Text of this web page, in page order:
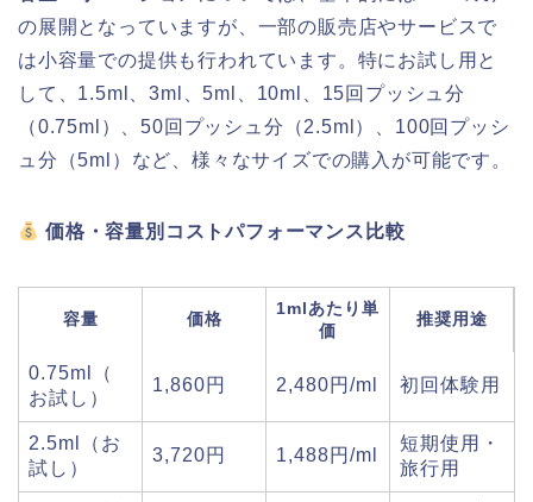
の展開となっていますが、一部の販売店やサービスで
は小容量での提供も行われています。特にお試し用と
して、1.5ml、3ml、5ml、10ml、15回プッシュ分
（0.75ml）、50回プッシュ分（2.5ml）、100回プッシ
ュ分（5ml）など、様々なサイズでの購入が可能です。
価格・容量別コストパフォーマンス比較
容量 価格
1mlあたり単
価
推奨用途
0.75ml（
お試し）
1,860円 2,480円/ml 初回体験用
2.5ml（お
試し）
3,720円 1,488円/ml
短期使用・
旅行用